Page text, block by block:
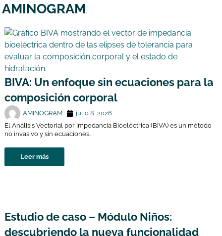
AMINOGRAM
BIVA: Un enfoque sin ecuaciones para la
composición corporal
AMINOGRAM
julio 8, 2026
El Análisis Vectorial por Impedancia Bioeléctrica (BIVA) es un método
no invasivo y sin ecuaciones...
Leer más
Estudio de caso – Módulo Niños:
descubriendo la nueva funcionalidad